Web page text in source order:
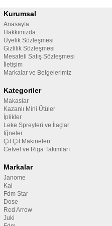
Kurumsal
Anasayfa
Hakkımızda
Üyelik Sözleşmesi
Gizlilik Sözleşmesi
Mesafeli Satış Sözleşmesi
İletişim
Markalar ve Belgelerimiz
Kategoriler
Makaslar
Kazanlı Mini Ütüler
İplikler
Leke Spreyleri ve İlaçlar
İğneler
Çıt Çıt Makineleri
Cetvel ve Riga Takımları
Markalar
Janome
Kai
Fdm Star
Dose
Red Arrow
Juki